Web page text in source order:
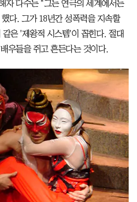
자 다수는 "그는 연극의 세계에서는
다. 그가 18년간 성폭력을 지속할
은 '제왕적 시스템'이 꼽힌다. 절대
우들을 쥐고 흔든다는 것이다.